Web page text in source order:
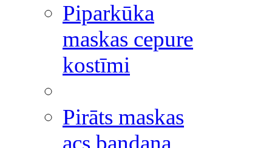
Piparkūka
maskas cepure
kostīmi
Pirāts maskas
acs bandana